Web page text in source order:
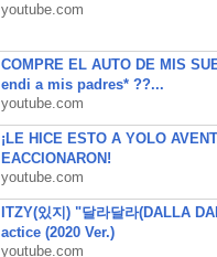
youtube.com
COMPRE EL AUTO DE MIS
endi a mis padres* ??...
youtube.com
¡LE HICE ESTO A YOLO
EACCIONARON!
youtube.com
ITZY(있지) "달라달라(DALLA
actice (2020 Ver.)
youtube.com